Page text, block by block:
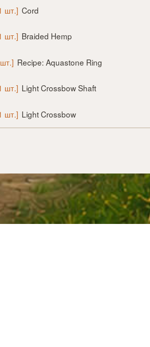
шт.] Cord
шт.] Braided Hemp
Recipe: Aquastone Ring
шт.] Light Crossbow Shaft
шт.] Light Crossbow